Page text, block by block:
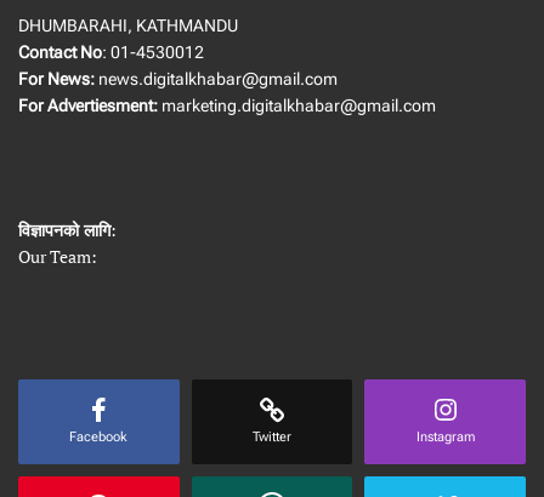
DHUMBARAHI, KATHMANDU
Contact No: 01-4530012
For News: news.digitalkhabar@gmail.com
For Advertiesment: marketing.digitalkhabar@gmail.com
विज्ञापनको लागि:
Our Team:
Facebook Twitter Instagram